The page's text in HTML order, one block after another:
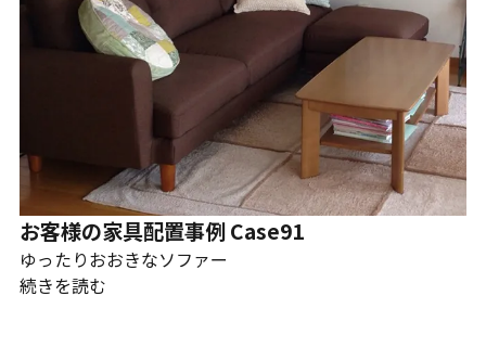
お客様の家具配置事例 Case91
ゆったりおおきなソファー
続きを読む